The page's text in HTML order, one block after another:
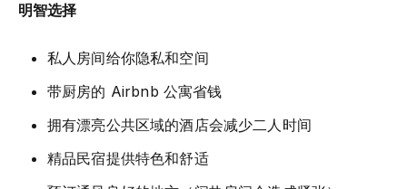
明智选择
私人房间给你隐私和空间
带厨房的 Airbnb 公寓省钱
拥有漂亮公共区域的酒店会减少二人时间
精品民宿提供特色和舒适